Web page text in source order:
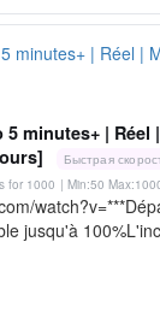
minutes+ |
Быстрая
for 1000 | Min:50
jusqu'à